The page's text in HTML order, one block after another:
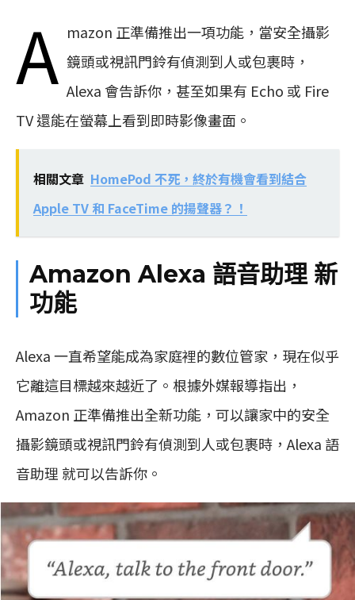
A mazon 正準備推出一項功能，當安全攝影
鏡頭或視訊門鈴有偵測到人或包裹時，
Alexa 會告訴你，甚至如果有 Echo 或 Fire
TV 還能在螢幕上看到即時影像畫面。
相關文章 HomePod 不死，終於有機會看到結合
Apple TV 和 FaceTime 的揚聲器？！
Amazon Alexa 語音助理 新
功能
Alexa 一直希望能成為家庭裡的數位管家，現在似乎
它離這目標越來越近了。根據外媒報導指出，
Amazon 正準備推出全新功能，可以讓家中的安全
攝影鏡頭或視訊門鈴有偵測到人或包裹時，Alexa 語
音助理 就可以告訴你。